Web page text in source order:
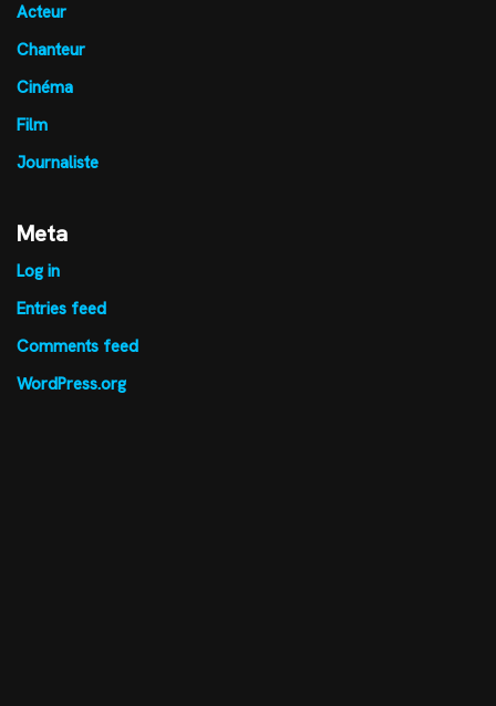
Acteur
Chanteur
Cinéma
Film
Journaliste
Meta
Log in
Entries feed
Comments feed
WordPress.org